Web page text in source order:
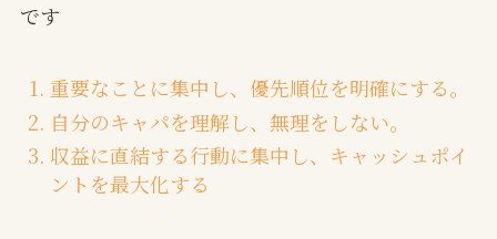
です
重要なことに集中し、優先順位を明確にする。
自分のキャパを理解し、無理をしない。
収益に直結する行動に集中し、キャッシュポイ
ントを最大化する